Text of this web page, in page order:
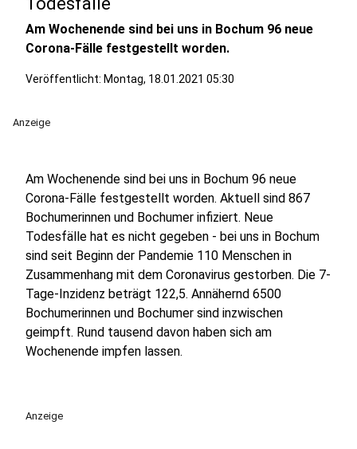
Am Wochenende sind bei uns in Bochum 96 neue
Corona-Fälle festgestellt worden.
Veröffentlicht: Montag, 18.01.2021 05:30
Anzeige
Am Wochenende sind bei uns in Bochum 96 neue
Corona-Fälle festgestellt worden. Aktuell sind 867
Bochumerinnen und Bochumer infiziert. Neue
Todesfälle hat es nicht gegeben - bei uns in Bochum
sind seit Beginn der Pandemie 110 Menschen in
Zusammenhang mit dem Coronavirus gestorben. Die 7-
Tage-Inzidenz beträgt 122,5. Annähernd 6500
Bochumerinnen und Bochumer sind inzwischen
geimpft. Rund tausend davon haben sich am
Wochenende impfen lassen.
Anzeige